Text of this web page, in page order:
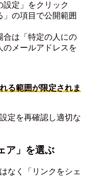
設定」をクリック
の項目で公開範囲
合は「特定の人にの
のメールアドレスを
る範囲が限定されま
定を再確認し適切な
ア」を選ぶ
なく「リンクをシェ